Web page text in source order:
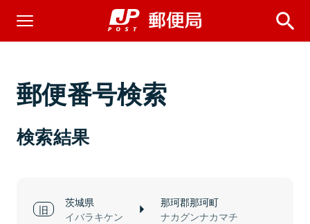
郵便番号検索
検索結果
茨城県
イバラキケン
那珂郡那珂町
ナカグンナカマチ